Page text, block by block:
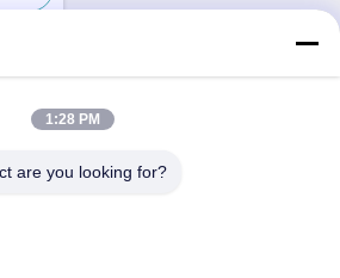
1:28 PM
are you looking for?